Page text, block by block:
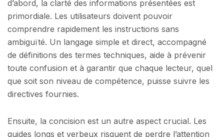
d’abord, la clarté des informations présentées est
primordiale. Les utilisateurs doivent pouvoir
comprendre rapidement les instructions sans
ambiguïté. Un langage simple et direct, accompagné
de définitions des termes techniques, aide à prévenir
toute confusion et à garantir que chaque lecteur, quel
que soit son niveau de compétence, puisse suivre les
directives fournies.
Ensuite, la concision est un autre aspect crucial. Les
guides longs et verbeux risquent de perdre l’attention